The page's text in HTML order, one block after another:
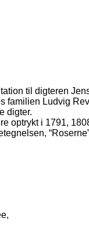
til digteren
familien Ludvig
digter.
optrykt i 1791,